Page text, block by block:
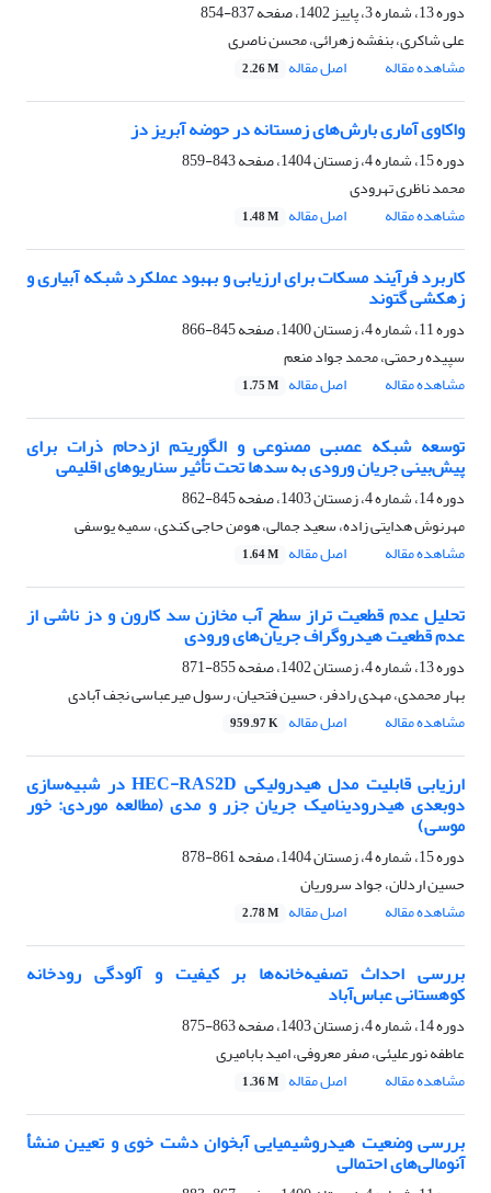
دوره 13، شماره 3، پاییز 1402، صفحه
837-854
علی شاکری، بنفشه زهرائی، محسن ناصری
مشاهده مقاله
اصل مقاله 2.26 M
واکاوی آماری بارش‌های زمستانه در حوضه آبریز دز
دوره 15، شماره 4، زمستان 1404، صفحه
843-859
محمد ناظری تهرودی
مشاهده مقاله
اصل مقاله 1.48 M
کاربرد فرآیند مسکات برای ارزیابی و بهبود عملکرد شبکه آبیاری و
زهکشی گتوند
دوره 11، شماره 4، زمستان 1400، صفحه
845-866
سپیده رحمتی، محمد جواد منعم
مشاهده مقاله
اصل مقاله 1.75 M
توسعه شبکه عصبی مصنوعی و الگوریتم ازدحام ذرات برای
پیش‌بینی جریان ورودی به سدها تحت تأثیر سناریوهای اقلیمی
دوره 14، شماره 4، زمستان 1403، صفحه
845-862
مهرنوش هدایتی زاده، سعید جمالی، هومن حاجی کندی، سمیه یوسفی
مشاهده مقاله
اصل مقاله 1.64 M
تحلیل عدم قطعیت تراز سطح آب مخازن سد کارون و دز ناشی از
عدم قطعیت هیدروگراف جریان‌های ورودی
دوره 13، شماره 4، زمستان 1402، صفحه
855-871
بهار محمدی، مهدی رادفر، حسین فتحیان، رسول میرعباسی نجف آبادی
مشاهده مقاله
اصل مقاله 959.97 K
ارزیابی قابلیت مدل هیدرولیکی HEC-RAS2D در شبیه‌سازی
دوبعدی هیدرودینامیک جریان جزر و مدی (مطالعه موردی: خور
موسی)
دوره 15، شماره 4، زمستان 1404، صفحه
861-878
حسین اردلان، جواد سروریان
مشاهده مقاله
اصل مقاله 2.78 M
بررسی احداث تصفیه‌خانه‌ها بر کیفیت و آلودگی رودخانه
کوهستانی عباس‌آباد
دوره 14، شماره 4، زمستان 1403، صفحه
863-875
عاطفه نورعلیئی، صفر معروفی، امید بابامیری
مشاهده مقاله
اصل مقاله 1.36 M
بررسی وضعیت هیدروشیمیایی آبخوان دشت خوی و تعیین منشأ
آنومالی‌های احتمالی